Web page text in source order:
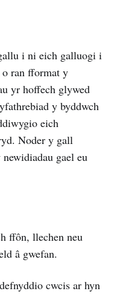
i ni eich galluogi i
o ran fformat y
yr hoffech glywed
y byddwch
eich
Noder y gall
gael eu
ffôn, llechen neu
â gwefan.
cwcis ar hyn